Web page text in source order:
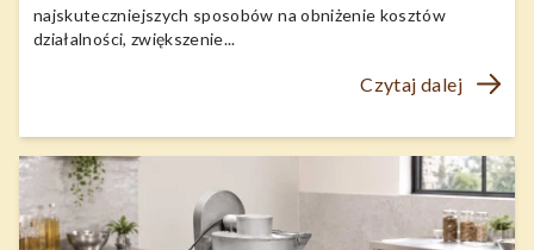
najskuteczniejszych sposobów na obniżenie kosztów
działalności, zwiększenie...
Czytaj dalej